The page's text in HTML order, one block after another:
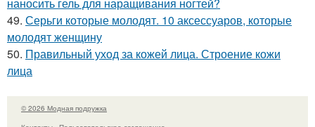
49. Серьги которые молодят. 10 аксессуаров, которые
молодят женщину
50. Правильный уход за кожей лица. Строение кожи
лица
© 2026 Модная подружка